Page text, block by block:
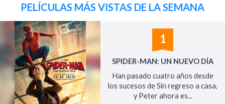
PELÍCULAS MÁS VISTAS DE LA SEMANA
1
SPIDER-MAN: UN NUEVO DÍA
Han pasado cuatro años desde
los sucesos de Sin regreso a casa,
y Peter ahora es...